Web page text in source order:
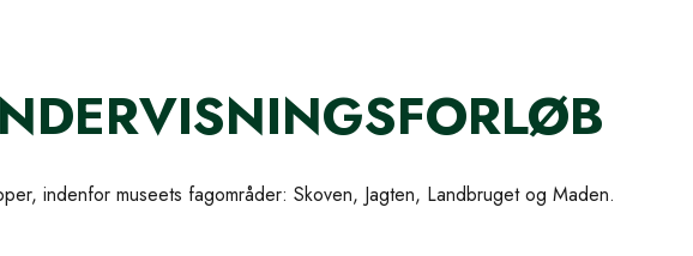
indenfor museets fagområder: Skoven, Jagten, Landbruget og Maden.